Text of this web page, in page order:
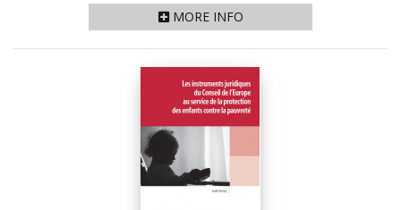
MORE INFO